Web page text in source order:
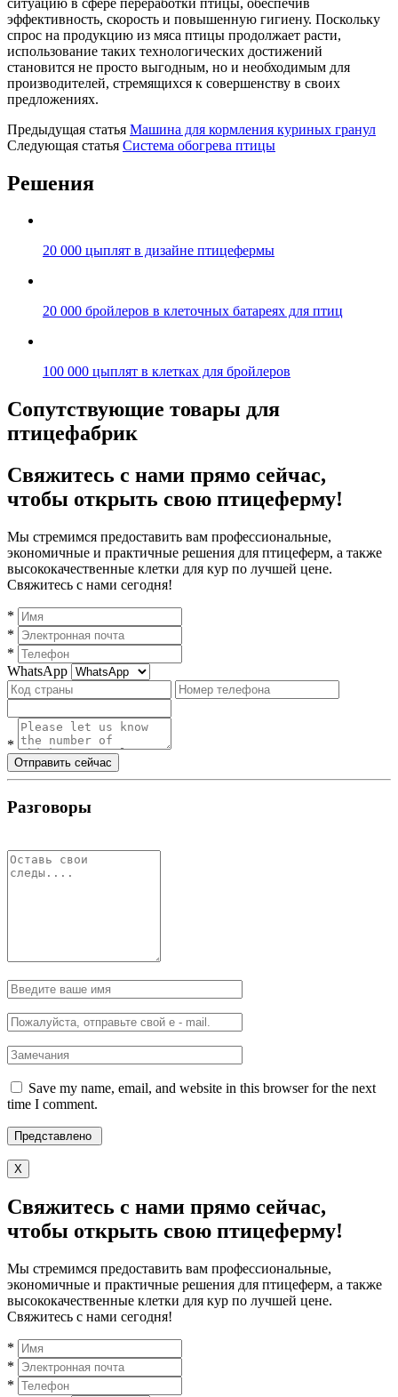
эффективность, скорость и повышенную гигиену. Поскольку
спрос на продукцию из мяса птицы продолжает расти,
использование таких технологических достижений
становится не просто выгодным, но и необходимым для
производителей, стремящихся к совершенству в своих
предложениях.
Предыдущая статья Машина для кормления куриных гранул
Следующая статья Система обогрева птицы
Решения
20 000 цыплят в дизайне птицефермы
20 000 бройлеров в клеточных батареях для птиц
100 000 цыплят в клетках для бройлеров
Сопутствующие товары для
птицефабрик
Свяжитесь с нами прямо сейчас,
чтобы открыть свою птицеферму!
Мы стремимся предоставить вам профессиональные,
экономичные и практичные решения для птицеферм, а также
высококачественные клетки для кур по лучшей цене.
Свяжитесь с нами сегодня!
*
*
*
WhatsApp
*
Отправить сейчас
Разговоры
Save my name, email, and website in this browser for the next
time I comment.
X
Свяжитесь с нами прямо сейчас,
чтобы открыть свою птицеферму!
Мы стремимся предоставить вам профессиональные,
экономичные и практичные решения для птицеферм, а также
высококачественные клетки для кур по лучшей цене.
Свяжитесь с нами сегодня!
*
*
*